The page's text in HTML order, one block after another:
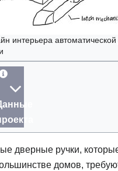
интерьера
дверные ручки,
домов,